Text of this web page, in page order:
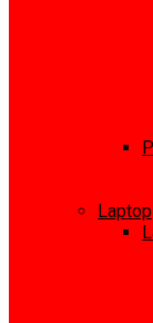
Laptop